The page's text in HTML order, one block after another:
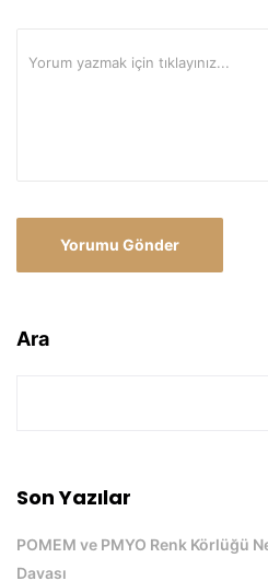
Ara
Son Yazılar
POMEM ve PMYO Renk Körlüğü
Davası